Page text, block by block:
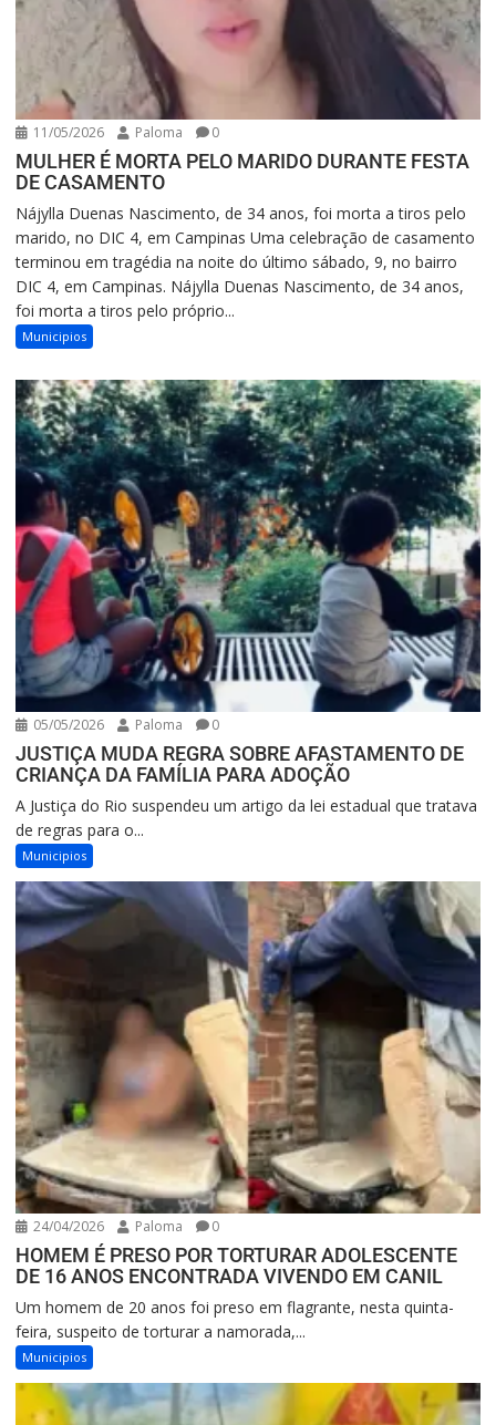
11/05/2026 Paloma 0
MULHER É MORTA PELO MARIDO DURANTE FESTA
DE CASAMENTO
Nájylla Duenas Nascimento, de 34 anos, foi morta a tiros pelo
marido, no DIC 4, em Campinas Uma celebração de casamento
terminou em tragédia na noite do último sábado, 9, no bairro
DIC 4, em Campinas. Nájylla Duenas Nascimento, de 34 anos,
foi morta a tiros pelo próprio...
Municipios
05/05/2026 Paloma 0
JUSTIÇA MUDA REGRA SOBRE AFASTAMENTO DE
CRIANÇA DA FAMÍLIA PARA ADOÇÃO
A Justiça do Rio suspendeu um artigo da lei estadual que tratava
de regras para o...
Municipios
24/04/2026 Paloma 0
HOMEM É PRESO POR TORTURAR ADOLESCENTE
DE 16 ANOS ENCONTRADA VIVENDO EM CANIL
Um homem de 20 anos foi preso em flagrante, nesta quinta-
feira, suspeito de torturar a namorada,...
Municipios